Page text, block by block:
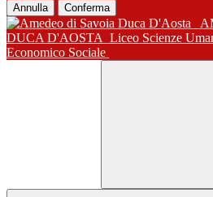
Annulla Conferma
DUCA D'AOSTA Liceo Scienze
Economico Sociale